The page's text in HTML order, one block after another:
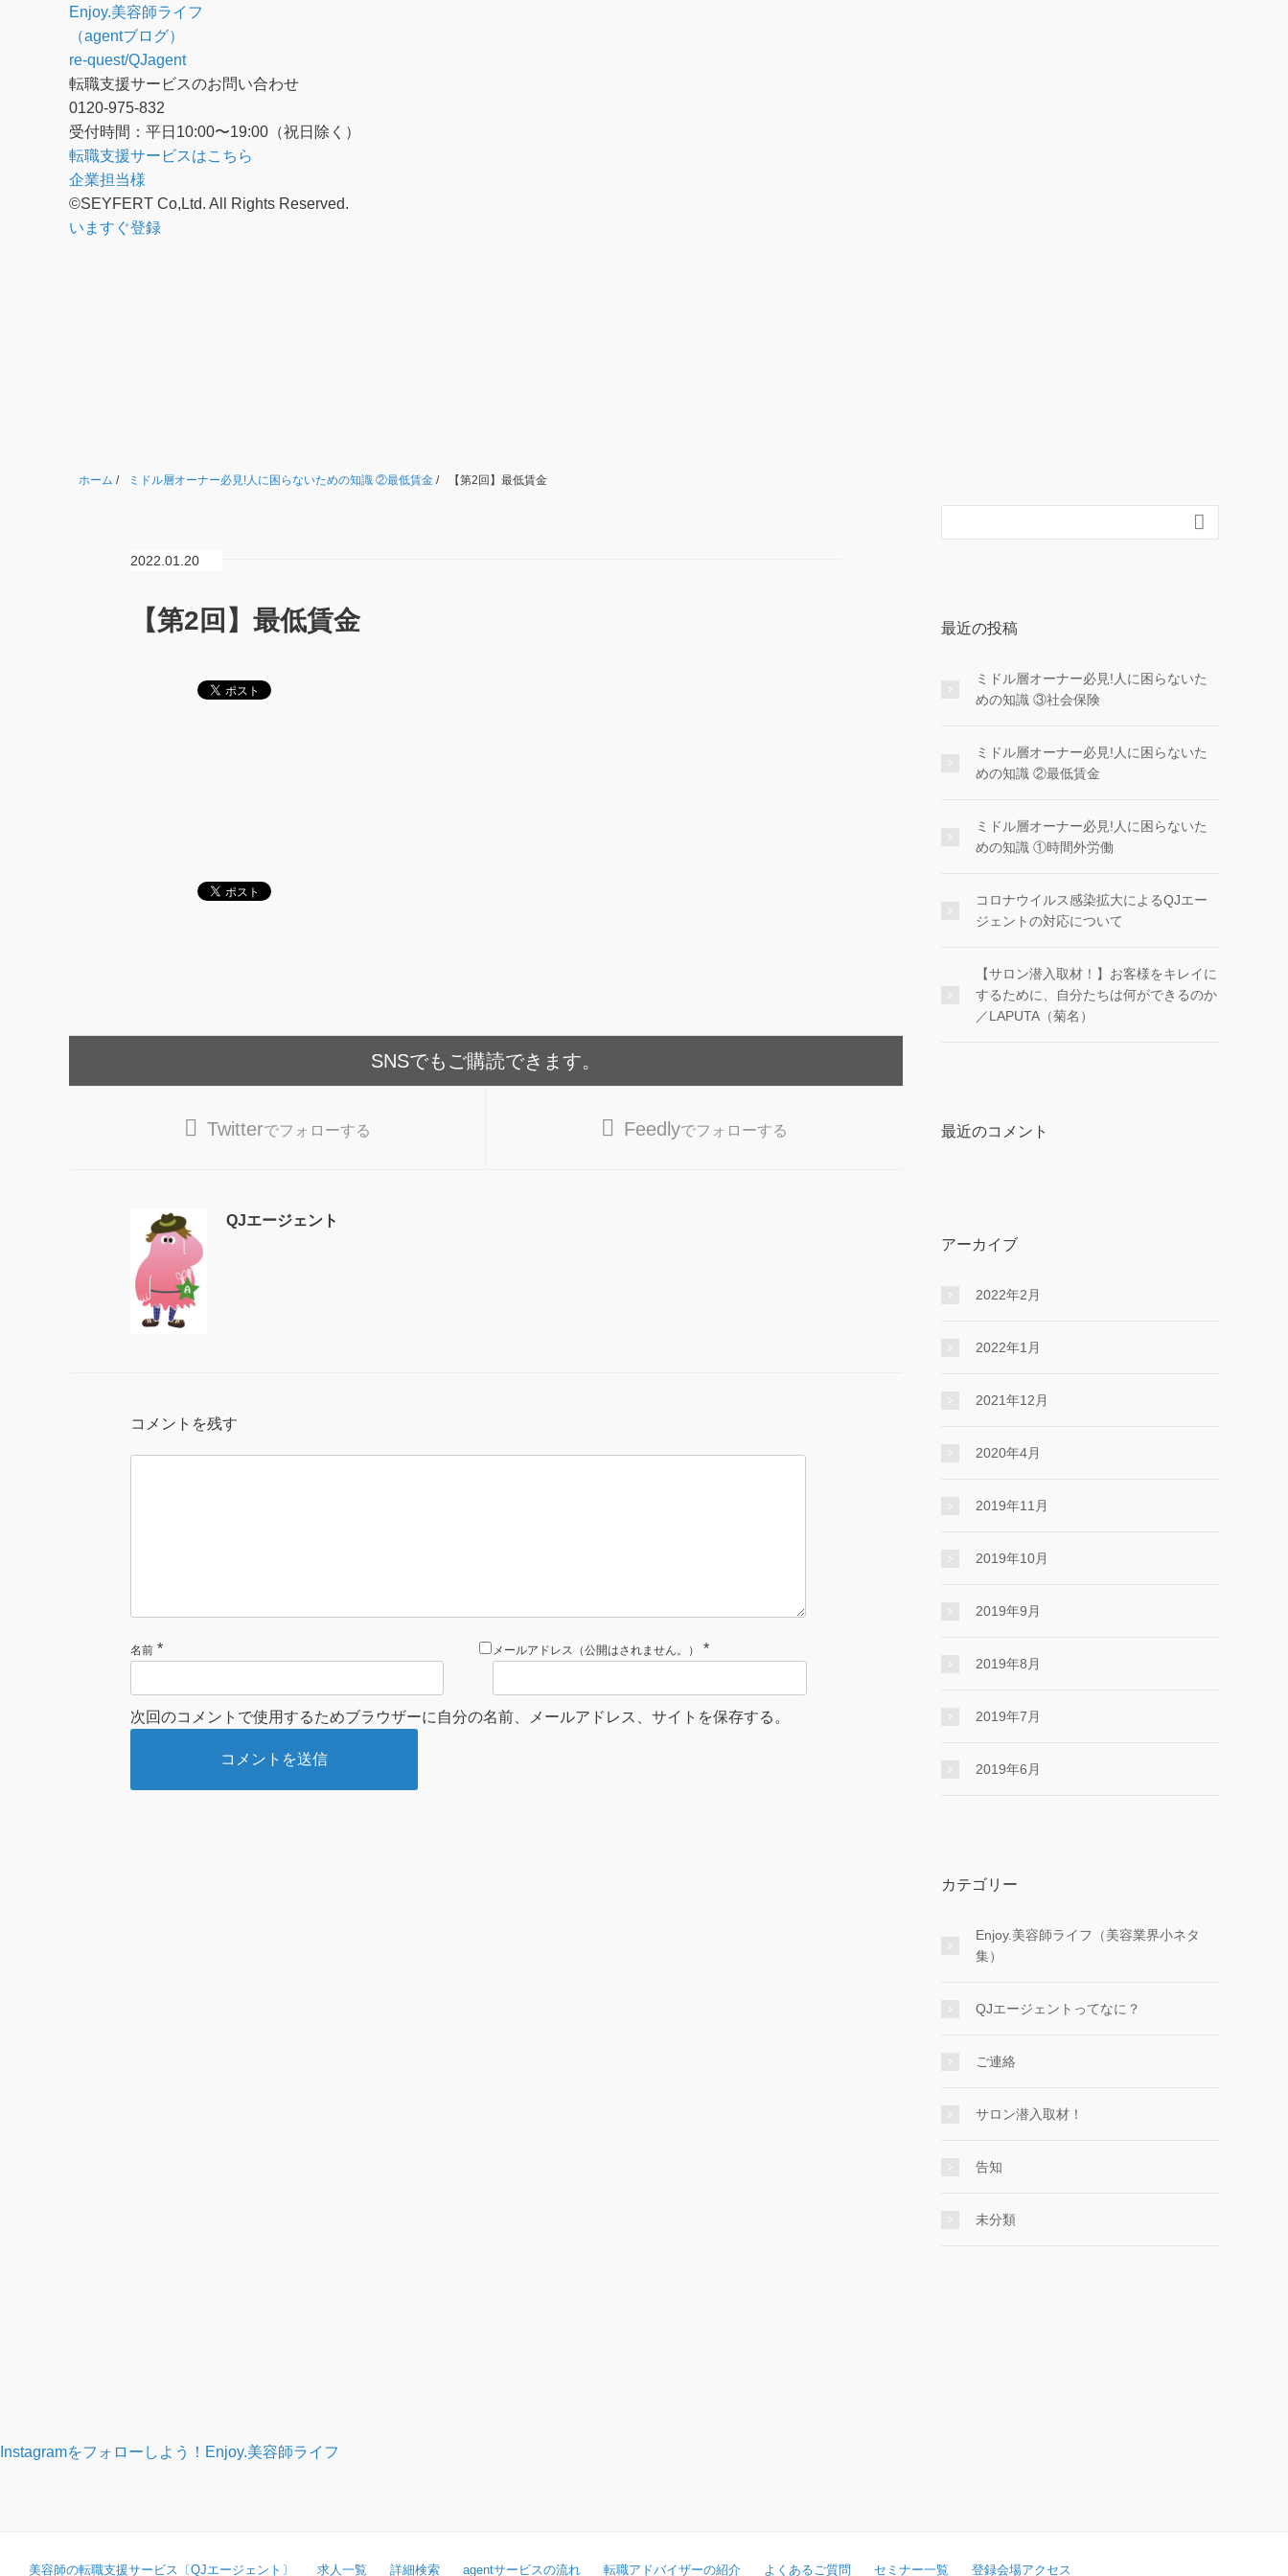
Enjoy.美容師ライフ
（agentブログ）
re-quest/QJagent
転職支援サービスのお問い合わせ
0120-975-832
受付時間：平日10:00〜19:00（祝日除く）
転職支援サービスはこちら
企業担当様
©SEYFERT Co,Ltd. All Rights Reserved.
いますぐ登録
ホーム / ミドル層オーナー必見!人に困らないための知識 ②最低賃金 / 【第2回】最低賃金
2022.01.20
【第2回】最低賃金
SNSでもご購読できます。
Twitterでフォローする Feedlyでフォローする
QJエージェント
コメントを残す
名前 * メールアドレス（公開はされません。） *
次回のコメントで使用するためブラウザーに自分の名前、メールアドレス、サイトを保存する。

最近の投稿
ミドル層オーナー必見!人に困らないた
めの知識 ③社会保険
ミドル層オーナー必見!人に困らないた
めの知識 ②最低賃金
ミドル層オーナー必見!人に困らないた
めの知識 ①時間外労働
コロナウイルス感染拡大によるQJエー
ジェントの対応について
【サロン潜入取材！】お客様をキレイに
するために、自分たちは何ができるのか
／LAPUTA（菊名）
最近のコメント
アーカイブ
2022年2月
2022年1月
2021年12月
2020年4月
2019年11月
2019年10月
2019年9月
2019年8月
2019年7月
2019年6月
カテゴリー
Enjoy.美容師ライフ（美容業界小ネタ
集）
QJエージェントってなに？
ご連絡
サロン潜入取材！
告知
未分類
Instagramをフォローしよう！ Enjoy.美容師ライフ
美容師の転職支援サービス〔QJエージェント〕 求人一覧 詳細検索 agentサービスの流れ 転職アドバイザーの紹介 よくあるご質問 セミナー一覧 登録会場アクセス